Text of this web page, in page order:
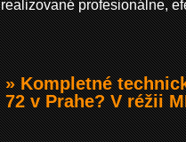
realizované profesionálne,
» Kompletné
72 v Prahe? V réžii